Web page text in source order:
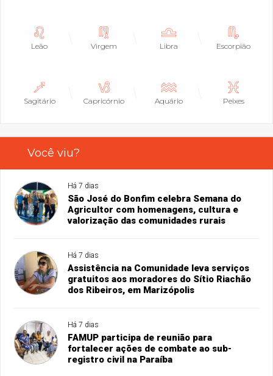
Leão Virgem Libra Escorpião
Sagitário Capricórnio Aquário Peixes
Você viu?
Há 7 dias
São José do Bonfim celebra Semana do
Agricultor com homenagens, cultura e
valorização das comunidades rurais
Há 7 dias
Assistência na Comunidade leva serviços
gratuitos aos moradores do Sítio Riachão
dos Ribeiros, em Marizópolis
Há 7 dias
FAMUP participa de reunião para
fortalecer ações de combate ao sub-
registro civil na Paraíba